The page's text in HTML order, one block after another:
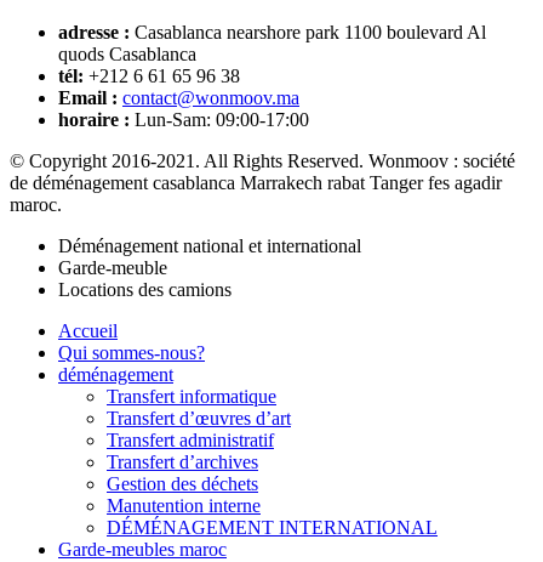
adresse : Casablanca nearshore park 1100 boulevard Al
quods Casablanca
tél: +212 6 61 65 96 38
Email : contact@wonmoov.ma
horaire : Lun-Sam: 09:00-17:00
© Copyright 2016-2021. All Rights Reserved. Wonmoov : société
de déménagement casablanca Marrakech rabat Tanger fes agadir
maroc.
Déménagement national et international
Garde-meuble
Locations des camions
Accueil
Qui sommes-nous?
déménagement
Transfert informatique
Transfert d’œuvres d’art
Transfert administratif
Transfert d’archives
Gestion des déchets
Manutention interne
DÉMÉNAGEMENT INTERNATIONAL
Garde-meubles maroc